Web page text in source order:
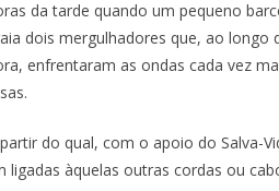
da tarde quando um pequeno
dois mergulhadores que, ao longo
enfrentaram as ondas cada vez
do qual, com o apoio do Salva-
àquelas outras cordas ou
sacristia da Igreja de